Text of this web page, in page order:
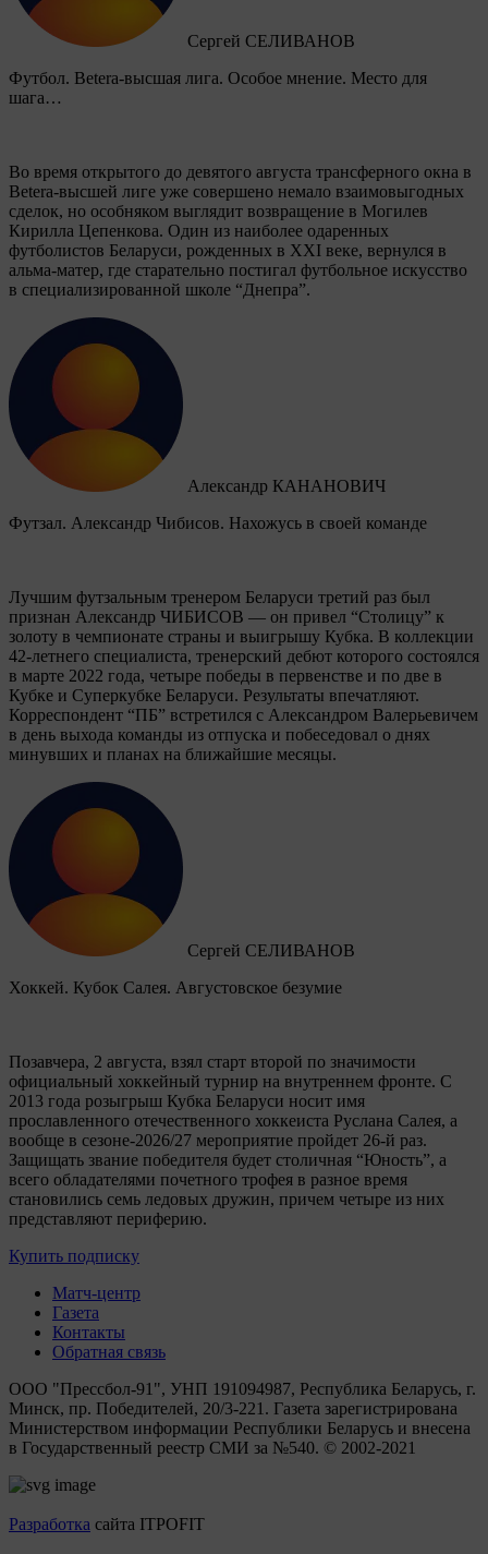
Сергей СЕЛИВАНОВ
Футбол. Betera-высшая лига. Особое мнение. Место для
шага…
Во время открытого до девятого августа трансферного окна в
Betera-высшей лиге уже совершено немало взаимовыгодных
сделок, но особняком выглядит возвращение в Могилев
Кирилла Цепенкова. Один из наиболее одаренных
футболистов Беларуси, рожденных в XXI веке, вернулся в
альма-матер, где старательно постигал футбольное искусство
в специализированной школе “Днепра”.
Александр КАНАНОВИЧ
Футзал. Александр Чибисов. Нахожусь в своей команде
Лучшим футзальным тренером Беларуси третий раз был
признан Александр ЧИБИСОВ — он привел “Столицу” к
золоту в чемпионате страны и выигрышу Кубка. В коллекции
42-летнего специалиста, тренерский дебют которого состоялся
в марте 2022 года, четыре победы в первенстве и по две в
Кубке и Суперкубке Беларуси. Результаты впечатляют.
Корреспондент “ПБ” встретился с Александром Валерьевичем
в день выхода команды из отпуска и побеседовал о днях
минувших и планах на ближайшие месяцы.
Сергей СЕЛИВАНОВ
Хоккей. Кубок Салея. Августовское безумие
Позавчера, 2 августа, взял старт второй по значимости
официальный хоккейный турнир на внутреннем фронте. C
2013 года розыгрыш Кубка Беларуси носит имя
прославленного отечественного хоккеиста Руслана Салея, а
вообще в сезоне-2026/27 мероприятие пройдет 26-й раз.
Защищать звание победителя будет столичная “Юность”, а
всего обладателями почетного трофея в разное время
становились семь ледовых дружин, причем четыре из них
представляют периферию.
Купить подписку
Матч-центр
Газета
Контакты
Обратная связь
ООО "Прессбол-91", УНП 191094987, Республика Беларусь, г.
Минск, пр. Победителей, 20/3-221. Газета зарегистрирована
Министерством информации Республики Беларусь и внесена
в Государственный реестр СМИ за №540. © 2002-2021
Разработка сайта ITPOFIT